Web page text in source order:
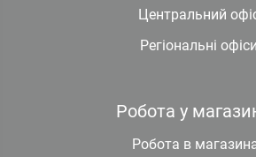
Центральний
Регіональні офіси
Робота у
Робота в